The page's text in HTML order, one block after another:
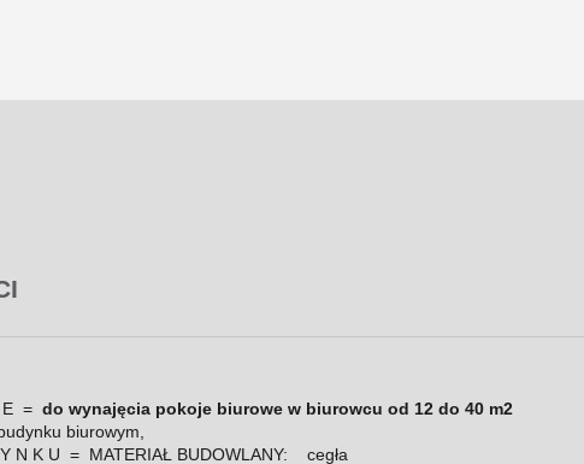
E = do wynajęcia pokoje biurowe w biurowcu od 12 do 40 m2
biurowym,
K U = MATERIAŁ BUDOWLANY: cegła